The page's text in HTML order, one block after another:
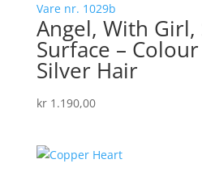
Vare nr. 1029b
Angel, With
Surface –
Silver Hair
kr1.190,00